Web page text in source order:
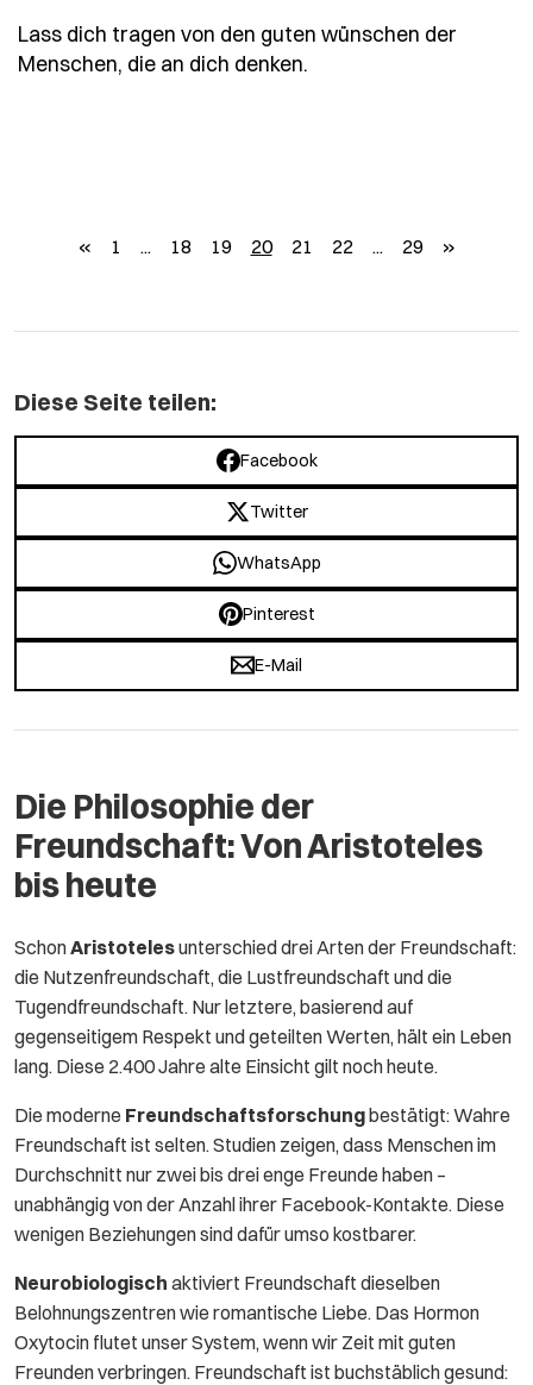
Lass dich tragen von den guten wünschen der
Menschen, die an dich denken.
«zurück
1 ... 18 19 20 21 22 ... 29 »weiter
Diese Seite teilen:
Facebook
Twitter
WhatsApp
Pinterest
E-Mail
Die Philosophie der
Freundschaft: Von Aristoteles
bis heute
SchonAristotelesunterschied drei Arten der Freundschaft:
die Nutzenfreundschaft, die Lustfreundschaft und die
Tugendfreundschaft. Nur letztere, basierend auf
gegenseitigem Respekt und geteilten Werten, hält ein Leben
lang. Diese 2.400 Jahre alte Einsicht gilt noch heute.
Die moderne Freundschaftsforschungbestätigt: Wahre
Freundschaft ist selten. Studien zeigen, dass Menschen im
Durchschnitt nur zwei bis drei enge Freunde haben –
unabhängig von der Anzahl ihrer Facebook-Kontakte. Diese
wenigen Beziehungen sind dafür umso kostbarer.
Neurobiologisch aktiviert Freundschaft dieselben
Belohnungszentren wie romantische Liebe. Das Hormon
Oxytocin flutet unser System, wenn wir Zeit mit guten
Freunden verbringen. Freundschaft ist buchstäblich gesund: